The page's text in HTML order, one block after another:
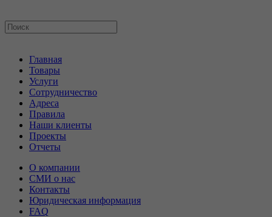
Главная
Товары
Услуги
Сотрудничество
Адреса
Правила
Наши клиенты
Проекты
Отчеты
О компании
СМИ о нас
Контакты
Юридическая информация
FAQ